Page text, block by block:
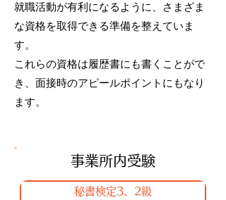
就職活動が有利になるように、さまざま
な資格を取得できる準備を整えていま
す。
これらの資格は履歴書にも書くことがで
き、面接時のアピールポイントにもなり
ます。
事業所内受験
秘書検定3、2級